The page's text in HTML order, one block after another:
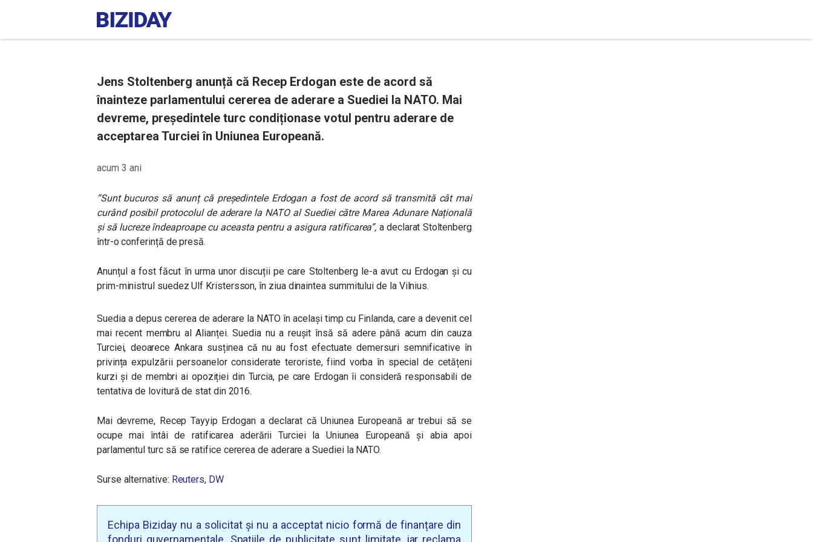
Jens Stoltenberg anunță că Recep Erdogan este de acord să
înainteze parlamentului cererea de aderare a Suediei la NATO. Mai
devreme, președintele turc condiționase votul pentru aderare de
acceptarea Turciei în Uniunea Europeană.
acum 3 ani
“Sunt bucuros să anunț că președintele Erdogan a fost de acord să transmită cât mai
curând posibil protocolul de aderare la NATO al Suediei către Marea Adunare Națională
și să lucreze îndeaproape cu aceasta pentru a asigura ratificarea”, a declarat Stoltenberg
într-o conferință de presă.
Anunțul a fost făcut în urma unor discuții pe care Stoltenberg le-a avut cu Erdogan şi cu
prim-ministrul suedez Ulf Kristersson, în ziua dinaintea summitului de la Vilnius.
Suedia a depus cererea de aderare la NATO în același timp cu Finlanda, care a devenit cel
mai recent membru al Alianței. Suedia nu a reușit însă să adere până acum din cauza
Turciei, deoarece Ankara susținea că nu au fost efectuate demersuri semnificative în
privința expulzării persoanelor considerate teroriste, fiind vorba în special de cetățeni
kurzi și de membri ai opoziției din Turcia, pe care Erdogan îi consideră responsabili de
tentativa de lovitură de stat din 2016.
Mai devreme, Recep Tayyip Erdogan a declarat că Uniunea Europeană ar trebui să se
ocupe mai întâi de ratificarea aderării Turciei la Uniunea Europeană și abia apoi
parlamentul turc să se ratifice cererea de aderare a Suediei la NATO.
Surse alternative: Reuters, DW
Echipa Biziday nu a solicitat și nu a acceptat nicio formă de finanțare din
fonduri guvernamentale. Spațiile de publicitate sunt limitate, iar reclama